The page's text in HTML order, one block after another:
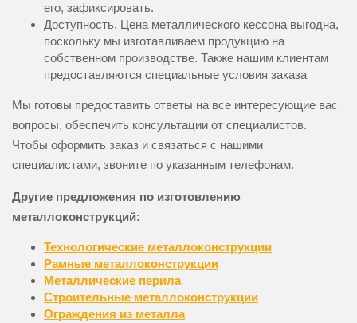
его, зафиксировать.
Доступность. Цена металлического кессона выгодна,
поскольку мы изготавливаем продукцию на
собственном производстве. Также нашим клиентам
предоставляются специальные условия заказа
Мы готовы предоставить ответы на все интересующие вас
вопросы, обеспечить консультации от специалистов.
Чтобы оформить заказ и связаться с нашими
специалистами, звоните по указанным телефонам.
Другие предложения по изготовлению
металлоконструкций:
Технологические металлоконструкции
Рамные металлоконструкции
Металлические перила
Строительные металлоконструкции
Ограждения из металла